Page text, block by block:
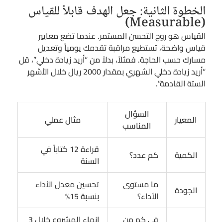
الخطوة الثانية: جعل الهدف قابلاً للقياس
(Measurable)
القياس هو روح التحسن المستمر. عندما تضع معايير
قياس واضحة، تستطيع مراقبة تقدمك يومياً وتعديل
مسارك حسب الحاجة. فمثلاً، بدلاً من “أريد زيادة دخلي”، قل
“أريد زيادة دخلي الشهري بمقدار 2000 ريال خلال الأشهر
الستة القادمة”.
المعيار
السؤال
المناسب
مثال عملي
الكمية كم عدد؟
قراءة 12 كتاباً في
السنة
الجودة
ما مستوى
الأداء؟
تحسين معدل الأداء
بنسبة 15%